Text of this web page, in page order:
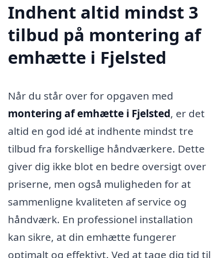
Indhent altid mindst 3
tilbud på montering af
emhætte i Fjelsted
Når du står over for opgaven med
montering af emhætte i Fjelsted, er det
altid en god idé at indhente mindst tre
tilbud fra forskellige håndværkere. Dette
giver dig ikke blot en bedre oversigt over
priserne, men også muligheden for at
sammenligne kvaliteten af service og
håndværk. En professionel installation
kan sikre, at din emhætte fungerer
optimalt og effektivt. Ved at tage dig tid til